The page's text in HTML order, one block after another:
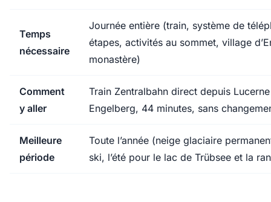
Temps
nécessaire
Journée entière (train, système de
étapes, activités au sommet, village
monastère)
Comment
y aller
Train Zentralbahn direct depuis Lucerne
Engelberg, 44 minutes, sans
Meilleure
période
Toute l’année (neige glaciaire
ski, l’été pour le lac de Trübsee et la